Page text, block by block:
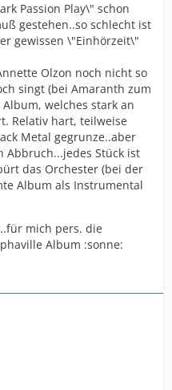
Passion Play\" schon
gestehen..so schlecht ist
gewissen \"Einhörzeit\"
Olzon noch nicht so
singt (bei Amaranth zum
welches stark an
Relativ hart, teilweise
Metal gegrunze..aber
Abbruch...jedes Stück ist
das Orchester (bei der
Album als Instrumental
mich pers. die
Album :sonne: